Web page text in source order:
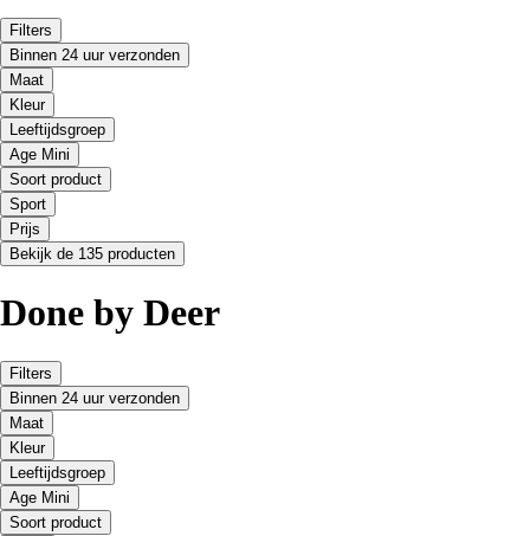
Filters
Binnen 24 uur verzonden
Maat
Kleur
Leeftijdsgroep
Age Mini
Soort product
Sport
Prijs
Bekijk de 135 producten
Done by Deer
Filters
Binnen 24 uur verzonden
Maat
Kleur
Leeftijdsgroep
Age Mini
Soort product